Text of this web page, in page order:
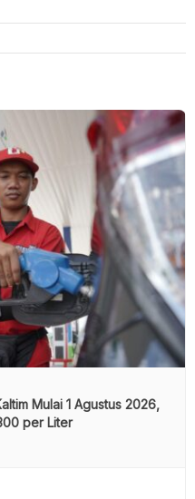
Mulai 1 Agustus 2026,
per Liter